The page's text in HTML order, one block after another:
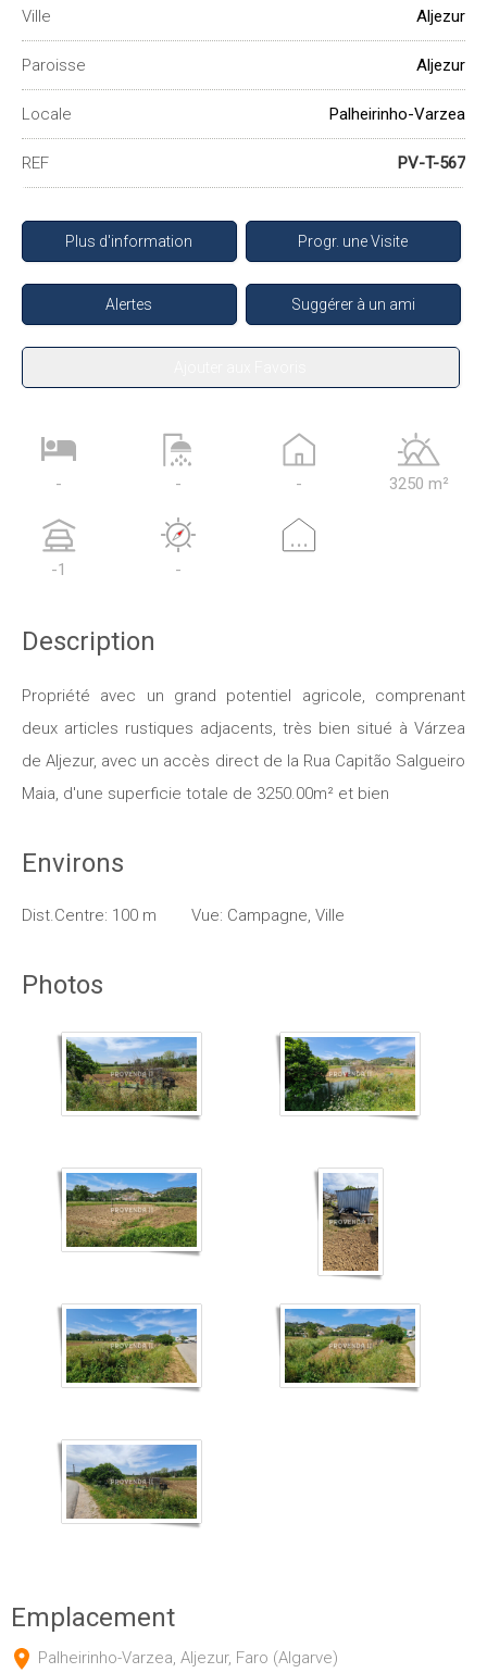
Ville Aljezur
Paroisse Aljezur
Locale Palheirinho-Varzea
REF PV-T-567
Plus d'information Progr. une Visite
Alertes Suggérer à un ami
- - - 3250 m²
-1 -
...
Description
Propriété avec un grand potentiel agricole, comprenant
deux articles rustiques adjacents, très bien situé à Várzea
de Aljezur, avec un accès direct de la Rua Capitão Salgueiro
Maia, d'une superficie totale de 3250.00m² et bien
Environs
Dist.Centre: 100 m Vue: Campagne, Ville
Photos
Emplacement
Palheirinho-Varzea, Aljezur, Faro (Algarve)